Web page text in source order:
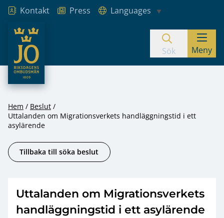
Hoppa till innehåll
Kontakt Press
Languages
JO – Riksdagens Ombudsmän
Sök Meny
Hem
Beslut
Uttalanden om Migrationsverkets handläggningstid i ett
asylärende
Tillbaka till söka beslut
Uttalanden om Migrationsverkets
handläggningstid i ett asylärende